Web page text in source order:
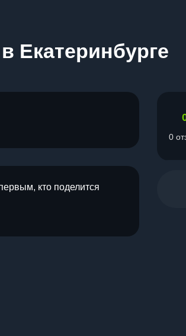
Екатеринбурге
кто поделится
0